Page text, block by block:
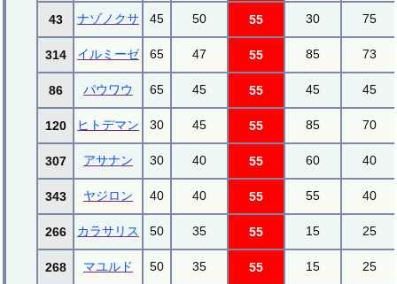
43 ナゾノクサ 45 50 55 30 75
314 イルミーゼ 65 47 55 85 73
86 パウワウ 65 45 55 45 45
120 ヒトデマン 30 45 55 85 70
307 アサナン 30 40 55 60 40
343 ヤジロン 40 40 55 55 40
266 カラサリス 50 35 55 15 25
268 マユルド 50 35 55 15 25